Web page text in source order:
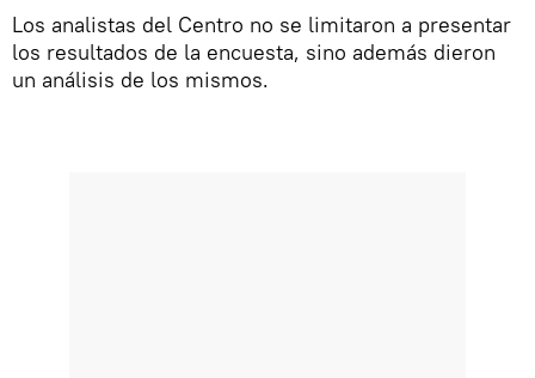
Los analistas del Centro no se limitaron a presentar
los resultados de la encuesta, sino además dieron
un análisis de los mismos.